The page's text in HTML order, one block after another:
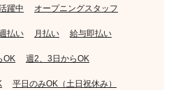
躍中 オープニングスタッフ
払い 月払い 給与即払い
OK 週2、3日からOK
平日のみOK（土日祝休み）